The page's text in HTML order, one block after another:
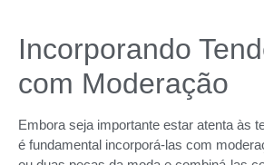
Incorporando
com Moderação
Embora seja importante estar atenta às
é fundamental incorporá-las com